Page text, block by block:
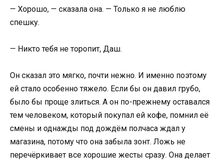
— Хорошо, — сказала она. — Только я не люблю
спешку.
— Никто тебя не торопит, Даш.
Он сказал это мягко, почти нежно. И именно поэтому
ей стало особенно тяжело. Если бы он давил грубо,
было бы проще злиться. А он по-прежнему оставался
тем человеком, который покупал ей кофе, помнил её
смены и однажды под дождём полчаса ждал у
магазина, потому что она забыла зонт. Ложь не
перечёркивает все хорошие жесты сразу. Она делает